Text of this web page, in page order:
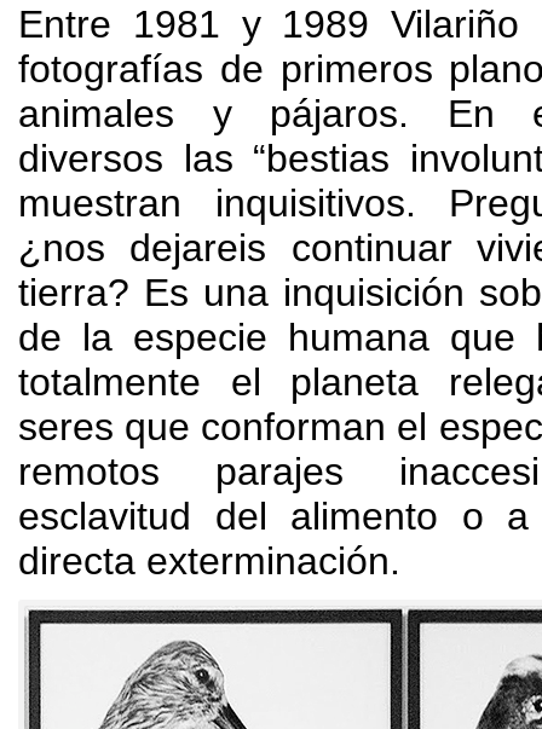
Entre 1981 y 1989Vilariño
fotografías de primeros
animales y pájaros. En
diversos las “bestias
muestran inquisitivos.
¿nos dejareis continuar
tierra? Es una inquisición
de la especie humana que
totalmente el planeta
seres que conforman el
remotos parajes
esclavitud del alimento o
directa exterminación.